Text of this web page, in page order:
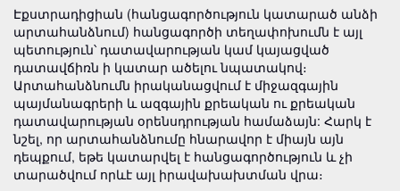
Էքստրադիցիան (հանցագործություն կատարած անձի
արտահանձնում) հանցագործի տեղափոխումն է այլ
պետություն՝ դատավարության կամ կայացված
դատավճիռն ի կատար ածելու նպատակով։
Արտահանձնումն իրականացվում է միջազգային
պայմանագրերի և ազգային քրեական ու քրեական
դատավարության օրենսդրության համաձայն: Հարկ է
նշել, որ արտահանձնումը հնարավոր է միայն այն
դեպքում, եթե կատարվել է հանցագործություն և չի
տարածվում որևէ այլ իրավախախտման վրա։